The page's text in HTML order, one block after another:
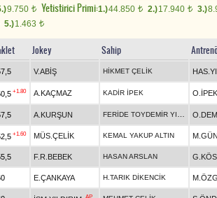
9.750 t Yetistirici Primi:1.)44.850 t 2.)17.940 t 3.)
5.)1.463 t
Jokey Sahip
V.ABİŞ HİKMET ÇELİK
+1.80 A.KAÇMAZ KADİR İPEK O.İPEK
A.KURŞUN
+1.60 MÜS.ÇELİK KEMAL YAKUP ALTIN
F.R.BEBEK HASAN ARSLAN
E.ÇANKAYA H.TARIK DİKENCİK